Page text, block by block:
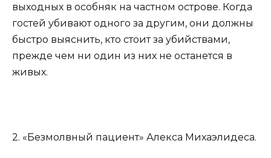
выходных в особняк на частном острове. Когда
гостей убивают одного за другим, они должны
быстро выяснить, кто стоит за убийствами,
прежде чем ни один из них не останется в
живых.
2. «Безмолвный пациент» Алекса Михаэлидеса.